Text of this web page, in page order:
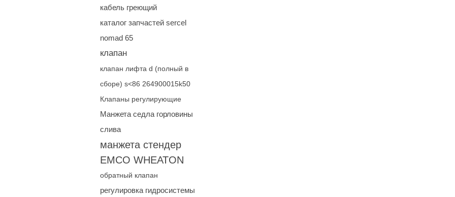
кабель греющий
каталог запчастей sercel
nomad 65
клапан
клапан лифта d (полный в
сборе) s<86 264900015k50
Клапаны регулирующие
Манжета седла горловины
слива
манжета стендер
EMCO WHEATON
обратный клапан
регулировка гидросистемы